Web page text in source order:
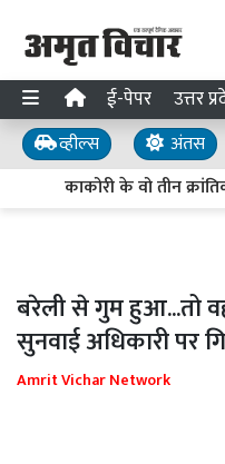
ई-पेपर उत्तर
व्हील्स अंतस
काकोरी के वो तीन
बरेली से गुम हुआ...तो
सुनवाई अधिकारी पर
Amrit Vichar Network